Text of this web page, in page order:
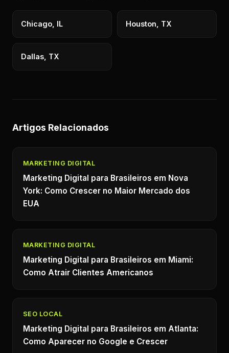
Chicago, IL Houston, TX
Dallas, TX
Artigos Relacionados
MARKETING DIGITAL
Marketing Digital para Brasileiros em Nova
York: Como Crescer no Maior Mercado dos
EUA
MARKETING DIGITAL
Marketing Digital para Brasileiros em Miami:
Como Atrair Clientes Americanos
SEO LOCAL
Marketing Digital para Brasileiros em Atlanta:
Como Aparecer no Google e Crescer